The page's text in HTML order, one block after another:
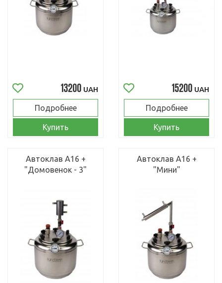
13200 UAH
Подробнее
Купить
15200 UAH
Подробнее
Купить
Автоклав А16 +
"Домовенок - 3"
Автоклав А16 +
"Мини"